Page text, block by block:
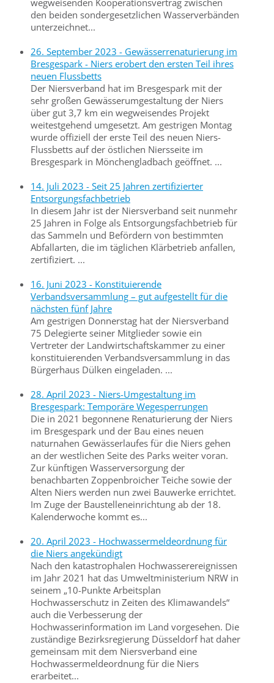
wegweisenden Kooperationsvertrag zwischen
den beiden sondergesetzlichen Wasserverbänden
unterzeichnet...
26. September 2023 - Gewässerrenaturierung im
Bresgespark - Niers erobert den ersten Teil ihres
neuen Flussbetts
Der Niersverband hat im Bresgespark mit der
sehr großen Gewässerumgestaltung der Niers
über gut 3,7 km ein wegweisendes Projekt
weitestgehend umgesetzt. Am gestrigen Montag
wurde offiziell der erste Teil des neuen Niers-
Flussbetts auf der östlichen Niersseite im
Bresgespark in Mönchengladbach geöffnet. ...
14. Juli 2023 - Seit 25 Jahren zertifizierter
Entsorgungsfachbetrieb
In diesem Jahr ist der Niersverband seit nunmehr
25 Jahren in Folge als Entsorgungsfachbetrieb für
das Sammeln und Befördern von bestimmten
Abfallarten, die im täglichen Klärbetrieb anfallen,
zertifiziert. ...
16. Juni 2023 - Konstituierende
Verbandsversammlung – gut aufgestellt für die
nächsten fünf Jahre
Am gestrigen Donnerstag hat der Niersverband
75 Delegierte seiner Mitglieder sowie ein
Vertreter der Landwirtschaftskammer zu einer
konstituierenden Verbandsversammlung in das
Bürgerhaus Dülken eingeladen. ...
28. April 2023 - Niers-Umgestaltung im
Bresgespark: Temporäre Wegesperrungen
Die in 2021 begonnene Renaturierung der Niers
im Bresgespark und der Bau eines neuen
naturnahen Gewässerlaufes für die Niers gehen
an der westlichen Seite des Parks weiter voran.
Zur künftigen Wasserversorgung der
benachbarten Zoppenbroicher Teiche sowie der
Alten Niers werden nun zwei Bauwerke errichtet.
Im Zuge der Baustelleneinrichtung ab der 18.
Kalenderwoche kommt es...
20. April 2023 - Hochwassermeldeordnung für
die Niers angekündigt
Nach den katastrophalen Hochwasserereignissen
im Jahr 2021 hat das Umweltministerium NRW in
seinem „10-Punkte Arbeitsplan
Hochwasserschutz in Zeiten des Klimawandels“
auch die Verbesserung der
Hochwasserinformation im Land vorgesehen. Die
zuständige Bezirksregierung Düsseldorf hat daher
gemeinsam mit dem Niersverband eine
Hochwassermeldeordnung für die Niers
erarbeitet...